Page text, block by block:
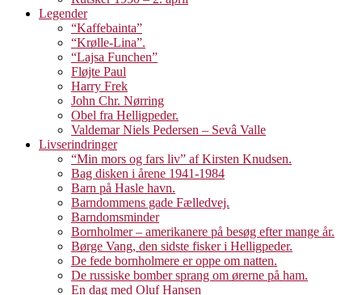
Legender
“Kaffebainta”
“Krølle-Lina”.
“Lajsa Funchen”
Fløjte Paul
Harry Frek
John Chr. Nørring
Obel fra Helligpeder.
Valdemar Niels Pedersen – Sevâ Valle
Livserindringer
“Min mors og fars liv” af Kirsten Knudsen.
Bag disken i årene 1941-1984
Barn på Hasle havn.
Barndommens gade Fælledvej.
Barndomsminder
Bornholmer – amerikanere på besøg efter mange år.
Børge Vang, den sidste fisker i Helligpeder.
De fede bornholmere er oppe om natten.
De russiske bomber sprang om ørerne på ham.
En dag med Oluf Hansen